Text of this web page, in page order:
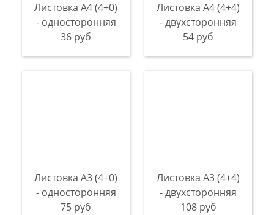
Листовка А4 (4+0)
- односторонняя
36 руб
Листовка А4 (4+4)
- двухсторонняя
54 руб
Листовка А3 (4+0)
- односторонняя
75 руб
Листовка А3 (4+4)
- двухсторонняя
108 руб